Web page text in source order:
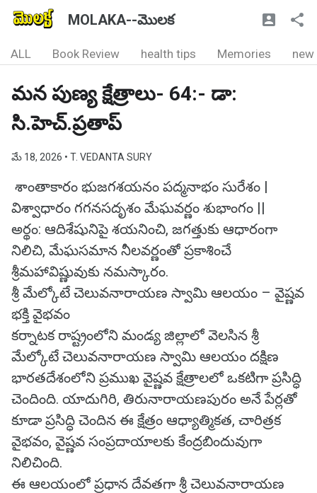
MOLAKA--మొలక
ALL Book Review health tips Memories new
మన పుణ్య క్షేత్రాలు- 64:- డా:
సి.హెచ్.ప్రతాప్
మే 18, 2026 • T. VEDANTA SURY
శాంతాకారం భుజగశయనం పద్మనాభం సురేశం |
విశ్వాధారం గగనసదృశం మేఘవర్ణం శుభాంగం ||
అర్థం: ఆదిశేషునిపై శయనించి, జగత్తుకు ఆధారంగా
నిలిచి, మేఘసమాన నీలవర్ణంతో ప్రకాశించే
శ్రీమహావిష్ణువుకు నమస్కారం.
శ్రీ మేల్కోటే చెలువనారాయణ స్వామి ఆలయం – వైష్ణవ
భక్తి వైభవం
కర్నాటక రాష్ట్రంలోని మండ్య జిల్లాలో వెలసిన శ్రీ
మేల్కోటే చెలువనారాయణ స్వామి ఆలయం దక్షిణ
భారతదేశంలోని ప్రముఖ వైష్ణవ క్షేత్రాలలో ఒకటిగా ప్రసిద్ధి
చెందింది. యాదుగిరి, తిరునారాయణపురం అనే పేర్లతో
కూడా ప్రసిద్ధి చెందిన ఈ క్షేత్రం ఆధ్యాత్మికత, చారిత్రక
వైభవం, వైష్ణవ సంప్రదాయాలకు కేంద్రబిందువుగా
నిలిచింది.
ఈ ఆలయంలో ప్రధాన దేవతగా శ్రీ చెలువనారాయణ